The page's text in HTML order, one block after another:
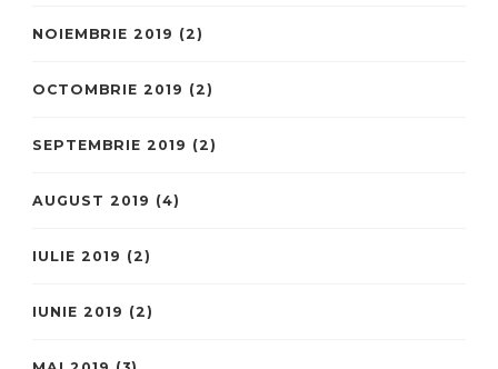
NOIEMBRIE 2019 (2)
OCTOMBRIE 2019 (2)
SEPTEMBRIE 2019 (2)
AUGUST 2019 (4)
IULIE 2019 (2)
IUNIE 2019 (2)